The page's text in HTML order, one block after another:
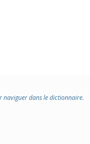
naviguer dans le dictionnaire.